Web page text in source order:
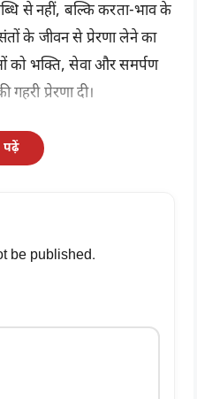
से नहीं, बल्कि करता-भाव के
के जीवन से प्रेरणा लेने का
को भक्ति, सेवा और समर्पण
प्रेरणा दी।
be published.